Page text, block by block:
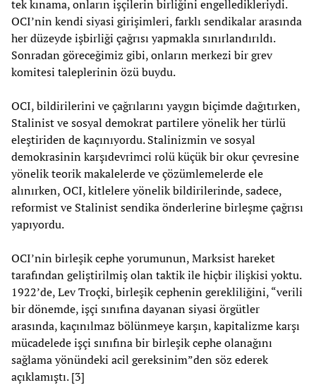
tek kınama, onların işçilerin birliğini engelledikleriydi.
OCI’nin kendi siyasi girişimleri, farklı sendikalar arasında
her düzeyde işbirliği çağrısı yapmakla sınırlandırıldı.
Sonradan göreceğimiz gibi, onların merkezi bir grev
komitesi taleplerinin özü buydu.
OCI, bildirilerini ve çağrılarını yaygın biçimde dağıtırken,
Stalinist ve sosyal demokrat partilere yönelik her türlü
eleştiriden de kaçınıyordu. Stalinizmin ve sosyal
demokrasinin karşıdevrimci rolü küçük bir okur çevresine
yönelik teorik makalelerde ve çözümlemelerde ele
alınırken, OCI, kitlelere yönelik bildirilerinde, sadece,
reformist ve Stalinist sendika önderlerine birleşme çağrısı
yapıyordu.
OCI’nin birleşik cephe yorumunun, Marksist hareket
tarafından geliştirilmiş olan taktik ile hiçbir ilişkisi yoktu.
1922’de, Lev Troçki, birleşik cephenin gerekliliğini, “verili
bir dönemde, işçi sınıfına dayanan siyasi örgütler
arasında, kaçınılmaz bölünmeye karşın, kapitalizme karşı
mücadelede işçi sınıfına bir birleşik cephe olanağını
sağlama yönündeki acil gereksinim”den söz ederek
açıklamıştı. [3]